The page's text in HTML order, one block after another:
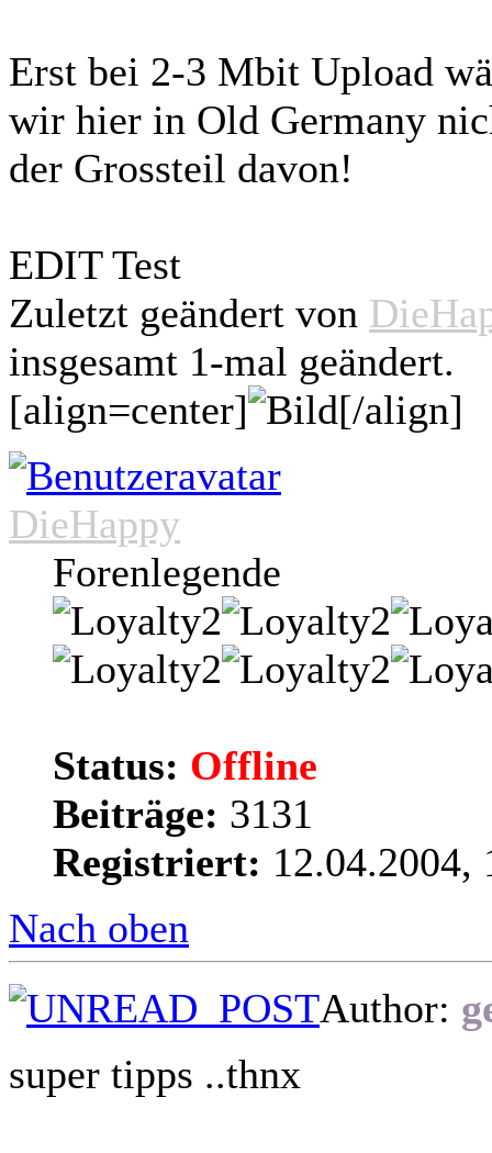
Erst bei 2-3 Mbit Upload
wir hier in Old Germany
der Grossteil davon!
EDIT Test
Zuletzt geändert von
insgesamt 1-mal geändert.
[align=center]
[/align]
DieHappy
Forenlegende
Status: Offline
Beiträge: 3131
Registriert: 12.04.2004,
Nach oben
Author:
super tipps ..thnx